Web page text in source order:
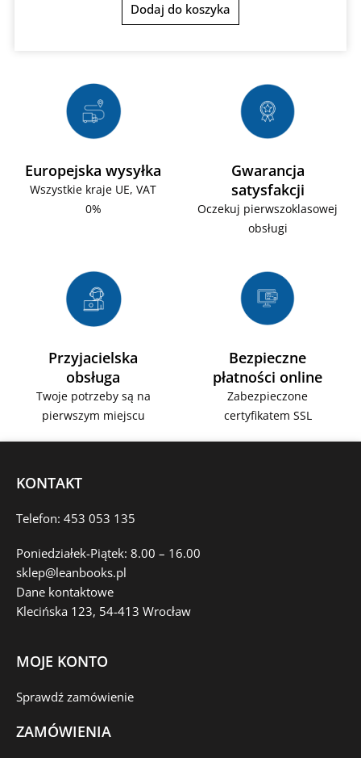
Dodaj do koszyka
Europejska wysyłka
Wszystkie kraje UE, VAT
0%
Gwarancja
satysfakcji
Oczekuj pierwszoklasowej
obsługi
Przyjacielska
obsługa
Twoje potrzeby są na
pierwszym miejscu
Bezpieczne
płatności online
Zabezpieczone
certyfikatem SSL
KONTAKT
Telefon: 453 053 135
Poniedziałek-Piątek: 8.00 – 16.00
sklep@leanbooks.pl
Dane kontaktowe
Klecińska 123, 54-413 Wrocław
MOJE KONTO
Sprawdź zamówienie
ZAMÓWIENIA